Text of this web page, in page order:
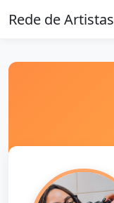
Rede de Artistas